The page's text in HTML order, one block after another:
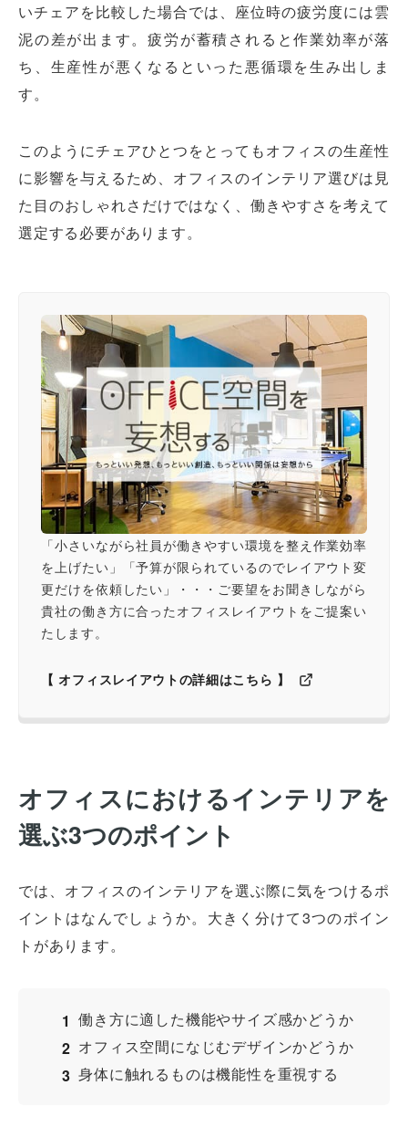
いチェアを比較した場合では、座位時の疲労度には雲
泥の差が出ます。疲労が蓄積されると作業効率が落
ち、生産性が悪くなるといった悪循環を生み出しま
す。
このようにチェアひとつをとってもオフィスの生産性
に影響を与えるため、オフィスのインテリア選びは見
た目のおしゃれさだけではなく、働きやすさを考えて
選定する必要があります。
「小さいながら社員が働きやすい環境を整え作業効率
を上げたい」「予算が限られているのでレイアウト変
更だけを依頼したい」・・・ご要望をお聞きしながら
貴社の働き方に合ったオフィスレイアウトをご提案い
たします。
【 オフィスレイアウトの詳細はこちら 】
オフィスにおけるインテリアを
選ぶ3つのポイント
では、オフィスのインテリアを選ぶ際に気をつけるポ
イントはなんでしょうか。大きく分けて3つのポイン
トがあります。
働き方に適した機能やサイズ感かどうか
オフィス空間になじむデザインかどうか
身体に触れるものは機能性を重視する